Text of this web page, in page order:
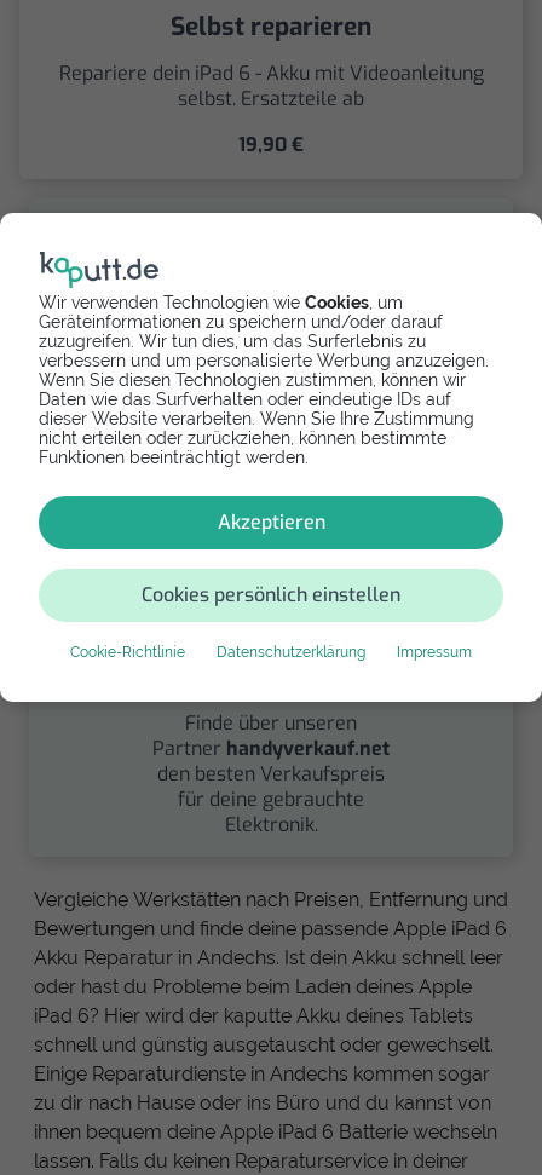
Wir verwenden Technologien wie Cookies , um
Geräteinformationen zu speichern und/oder darauf
zuzugreifen. Wir tun dies, um das Surferlebnis zu
verbessern und um personalisierte Werbung anzuzeigen.
Wenn Sie diesen Technologien zustimmen, können wir
Daten wie das Surfverhalten oder eindeutige IDs auf
dieser Website verarbeiten. Wenn Sie Ihre Zustimmung
nicht erteilen oder zurückziehen, können bestimmte
Funktionen beeinträchtigt werden.
Akzeptieren
Cookies persönlich einstellen
Cookie-Richtlinie Datenschutzerklärung Impressum
Selbst reparieren
Repariere dein iPad 6 - Akku mit Videoanleitung
selbst. Ersatzteile ab
19,90 €
Spenden
Spende Dein Gerät über
handysfuerdieumwelt.de
für einen guten Zweck.
Finde über unseren
Partner handyverkauf.net
den besten Verkaufspreis
für deine gebrauchte
Elektronik.
Vergleiche Werkstätten nach Preisen, Entfernung und
Bewertungen und finde deine passende Apple iPad 6
Akku Reparatur in Andechs. Ist dein Akku schnell leer
oder hast du Probleme beim Laden deines Apple
iPad 6? Hier wird der kaputte Akku deines Tablets
schnell und günstig ausgetauscht oder gewechselt.
Einige Reparaturdienste in Andechs kommen sogar
zu dir nach Hause oder ins Büro und du kannst von
ihnen bequem deine Apple iPad 6 Batterie wechseln
lassen. Falls du keinen Reparaturservice in deiner